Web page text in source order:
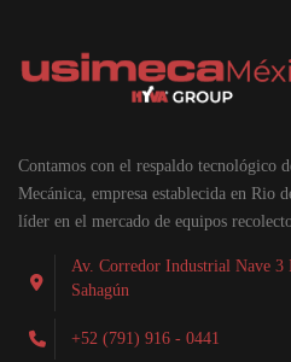
Contamos con el respaldo tecnológico
Mecánica, empresa establecida en Rio
líder en el mercado de equipos
Av. Corredor Industrial Nave
Sahagún
+52 (791) 916 - 0441